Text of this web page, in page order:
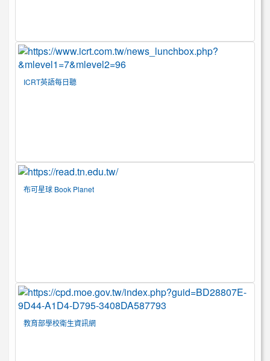
ICRT英語每日聽
布可星球 Book Planet
教育部學校衛生資訊網